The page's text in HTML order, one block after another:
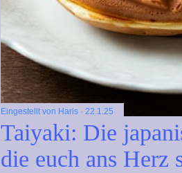
Eingestellt von Haris 22.1.25
Taiyaki: Die
die euch ans Herz